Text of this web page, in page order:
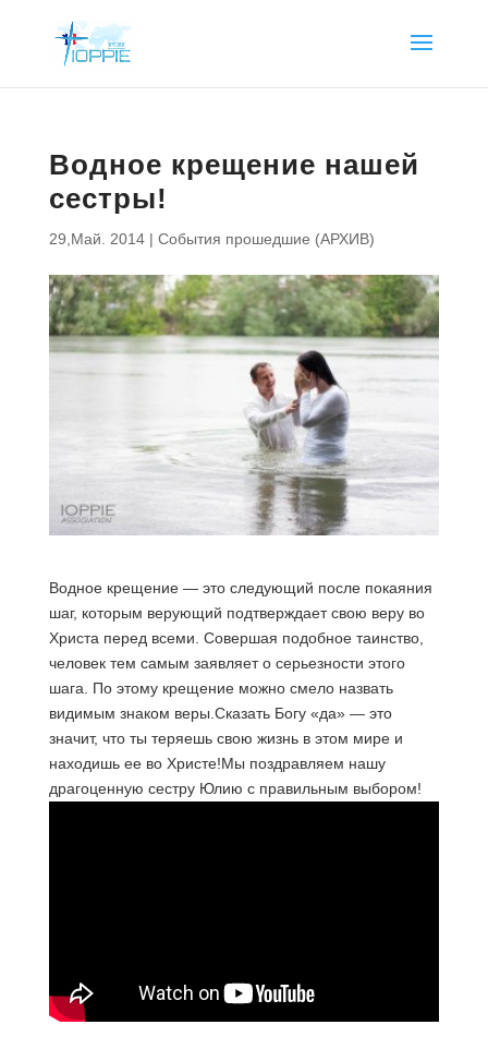
Водное крещение нашей
сестры!
29,Май. 2014| События прошедшие (АРХИВ)
Водное крещение — это следующий после покаяния
шаг, которым верующий подтверждает свою веру во
Христа перед всеми. Совершая подобное таинство,
человек тем самым заявляет о серьезности этого
шага. По этому крещение можно смело назвать
видимым знаком веры.Сказать Богу «да» — это
значит, что ты теряешь свою жизнь в этом мире и
находишь ее во Христе!Мы поздравляем нашу
драгоценную сестру Юлию с правильным выбором!